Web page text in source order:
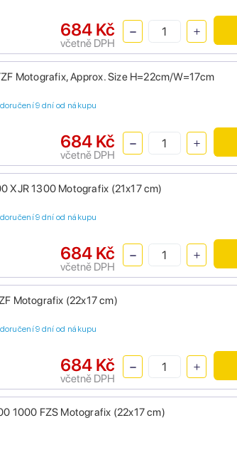
684 Kč
včetně DPH
Motografix, Approx. Size H=22cm/W=17cm
9 dní od nákupu
684 Kč
včetně DPH
XJR 1300 Motografix (21x17 cm)
9 dní od nákupu
684 Kč
včetně DPH
Motografix (22x17 cm)
9 dní od nákupu
684 Kč
včetně DPH
1000 FZS Motografix (22x17 cm)